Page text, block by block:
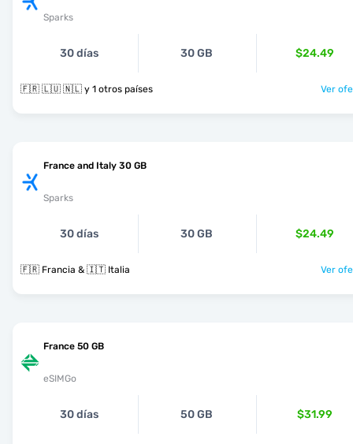
Sparks
30 días 30 GB $24.49
🇫🇷 🇱🇺 🇳🇱 y 1 otros países Ver
France and Italy 30 GB
Sparks
30 días 30 GB $24.49
🇫🇷 Francia & 🇮🇹 Italia Ver
France 50 GB
eSIMGo
30 días 50 GB $31.99